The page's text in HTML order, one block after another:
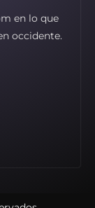
en lo que
occidente.